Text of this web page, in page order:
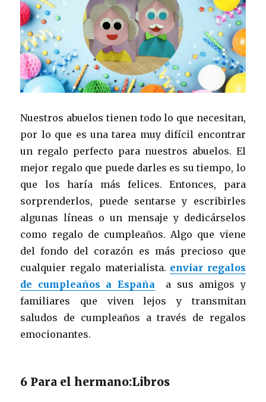
Nuestros abuelos tienen todo lo que necesitan,
por lo que es una tarea muy difícil encontrar
un regalo perfecto para nuestros abuelos. El
mejor regalo que puede darles es su tiempo, lo
que los haría más felices. Entonces, para
sorprenderlos, puede sentarse y escribirles
algunas líneas o un mensaje y dedicárselos
como regalo de cumpleaños. Algo que viene
del fondo del corazón es más precioso que
cualquier regalo materialista. enviar regalos
de cumpleaños a España a sus amigos y
familiares que viven lejos y transmitan
saludos de cumpleaños a través de regalos
emocionantes.
6 Para el hermano:Libros